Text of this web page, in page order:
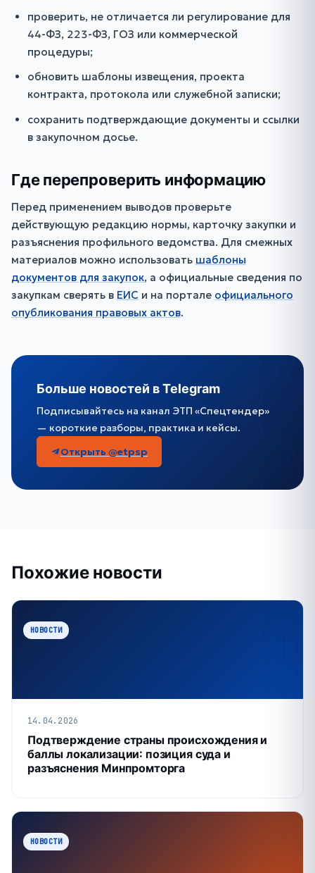
проверить, не отличается ли регулирование для
44-ФЗ, 223-ФЗ, ГОЗ или коммерческой
процедуры;
обновить шаблоны извещения, проекта
контракта, протокола или служебной записки;
сохранить подтверждающие документы и ссылки
в закупочном досье.
Где перепроверить информацию
Перед применением выводов проверьте
действующую редакцию нормы, карточку закупки и
разъяснения профильного ведомства. Для смежных
материалов можно использовать шаблоны
документов для закупок, а официальные сведения по
закупкам сверять в ЕИС и на портале официального
опубликования правовых актов.
Больше новостей в Telegram
Подписывайтесь на канал ЭТП «Спецтендер»
— короткие разборы, практика и кейсы.
Открыть @etpsp
Похожие новости
НОВОСТИ
14.04.2026
Подтверждение страны происхождения и
баллы локализации: позиция суда и
разъяснения Минпромторга
НОВОСТИ